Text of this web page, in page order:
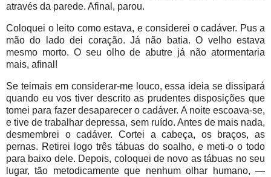
através da parede. Afinal, parou.
Coloquei o leito como estava, e considerei o cadáver. Pus a
mão do lado dei coração. Já não batia. O velho estava
mesmo morto. O seu olho de abutre já não atormentaria
mais, afinal!
Se teimais em considerar-me louco, essa ideia se dissipará
quando eu vos tiver descrito as prudentes disposições que
tomei para fazer desaparecer o cadáver. A noite escoava-se,
e tive de trabalhar depressa, sem ruído. Antes de mais nada,
desmembrei o cadáver. Cortei a cabeça, os braços, as
pernas. Retirei logo três tábuas do soalho, e meti-o o todo
para baixo dele. Depois, coloquei de novo as tábuas no seu
lugar, tão metodicamente que nenhum olhar humano, —